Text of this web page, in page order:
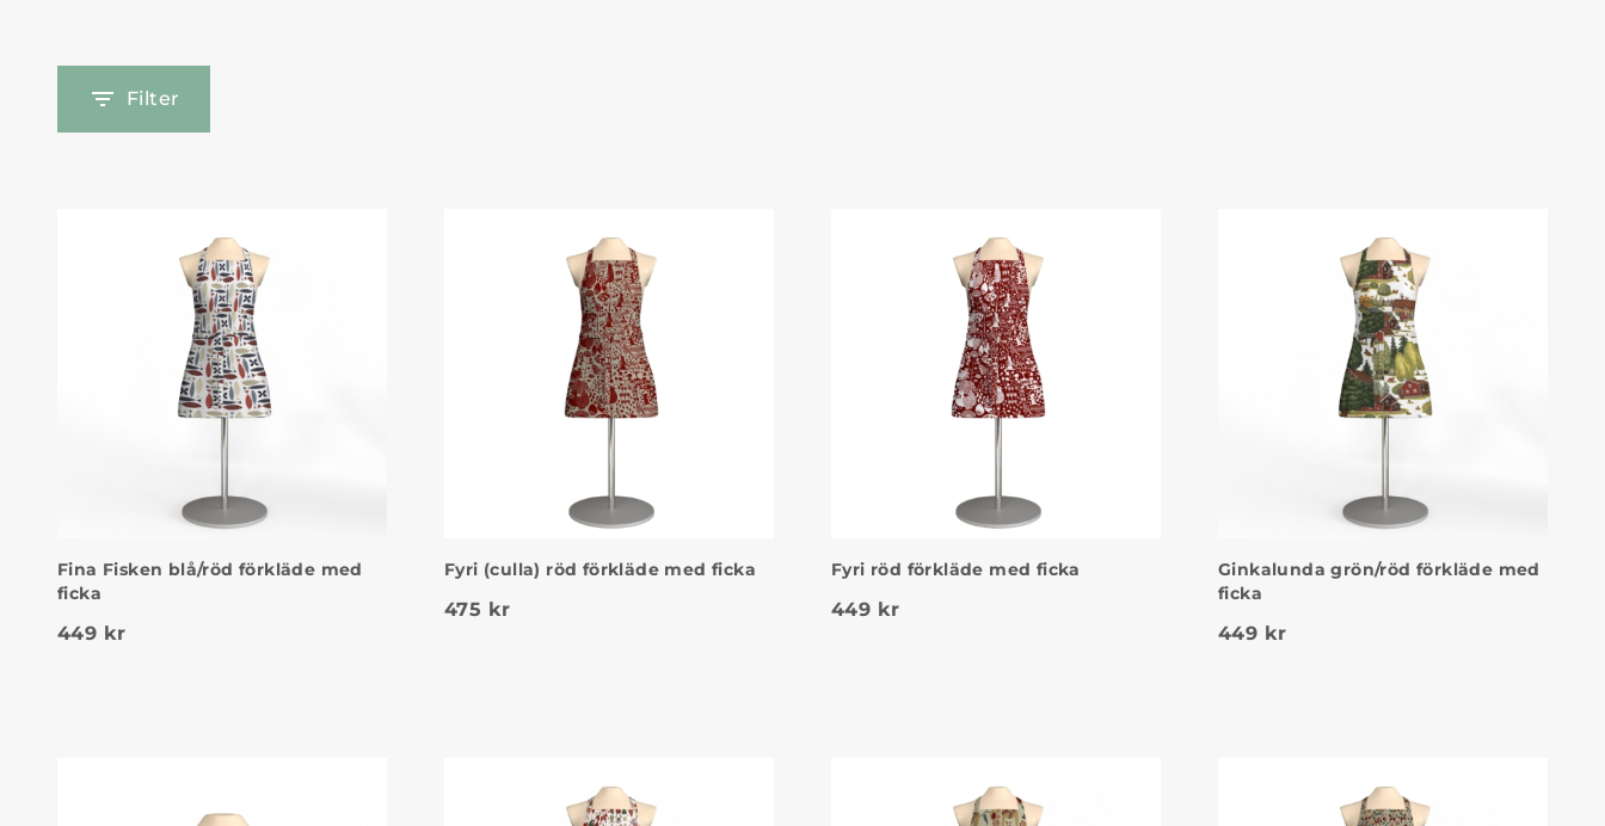
Filter
Fina Fisken blå/röd förkläde med
ficka
449 kr
Fyri (culla) röd förkläde med ficka
475 kr
Fyri röd förkläde med ficka
449 kr
Ginkalunda grön/röd förkläde med
ficka
449 kr